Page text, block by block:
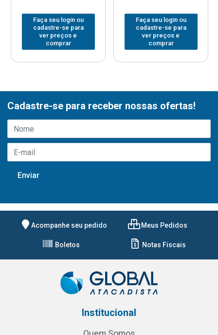
Faça seu login ou
cadastre-se para
ver preços e
comprar
Faça seu login ou
cadastre-se para
ver preços e
comprar
Cadastre-se para receber nossas ofertas!
Acompanhe seu pedido Meus Pedidos
Boletos Notas Fiscais
Institucional